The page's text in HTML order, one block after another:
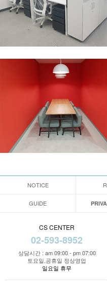
NOTICE
GUIDE
CS CENTER
02-593-8952
상담시간 : am 09:00 - pm 07:00
토요일,공휴일 정상영업
일요일 휴무